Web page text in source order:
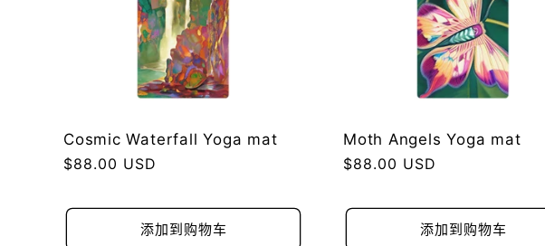
Cosmic Waterfall Yoga mat
常
价
$88.00 USD
添加到购物车
Moth Angels Yoga mat
常
价
$88.00 USD
添加到购物车